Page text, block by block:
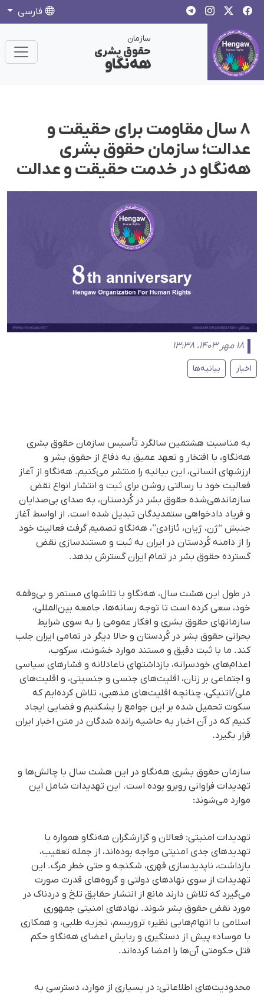
فارسی
سازمان
حقوق بشری
هەنگاو
۸ سال مقاومت برای حقیقت و
عدالت؛ سازمان حقوق بشری
هه‌نگاو در خدمت حقیقت و عدالت
۱۸ مهر ۱۴۰۳، ۱۳:۳۸
اخبار بیانیه‌ها
به مناسبت هشتمین سالگرد تأسیس سازمان حقوق بشری
هەنگاو، با افتخار و تعهد عمیق به دفاع از حقوق بشر و
ارزشهای انسانی، این بیانیه را منتشر می‌کنیم. هەنگاو از آغاز
فعالیت خود با رسالتی روشن برای ثبت و انتشار انواع نقض
سازماندهی‌شده حقوق بشر در کُردستان، به صدای بی‌صدایان
و فریاد دادخواهی ستمدیدگان تبدیل شده است. از اواسط آغاز
جنبش “ژن، ژیان، ئازادی”، هه‌نگاو تصمیم گرفت فعالیت خود
را از دامنه کُردستان در ایران به ثبت و مستندسازی نقض
گسترده حقوق بشر در تمام ایران گسترش بدهد.
در طول این هشت سال، هەنگاو با تلاشهای مستمر و بی‌وقفه‌
خود، سعی کرده است تا توجه رسانه‌ها، جامعه بین‌المللی،
سازمانهای حقوق بشری و افکار عمومی را به سوی شرایط
بحرانی حقوق بشر در کُردستان و حالا دیگر در تمامی ایران جلب
کند. ما با ثبت دقیق و مستند موارد خشونت، سرکوب،
اعدام‌های خودسرانه، بازداشتهای ناعادلانه و فشارهای سیاسی
و اجتماعی بر زنان، اقلیت‌های جنسی و جنسیتی، و اقلیت‌های
ملی/اتنیکی، چنانچه اقلیت‌های مذهبی، تلاش کرده‌ایم که
سکوت تحمیل شده بر این جوامع را بشکنیم و فضایی ایجاد
کنیم که در آن اخبار به حاشیه رانده شدگان در متن اخبار ایران
قرار بگیرد.
سازمان حقوق بشری هەنگاو در این هشت سال با چالش‌ها و
تهدیدات فراوانی روبرو بوده است. این تهدیدات شامل این
موارد می‌‌شوند:
تهدیدات امنیتی: فعالان و گزارشگران هەنگاو همواره با
تهدیدهای جدی امنیتی مواجه بوده‌اند، از جمله تعقیب،
بازداشت، ناپدیدسازی قهری، شکنجه و حتی خطر مرگ. این
تهدیدات از سوی نهادهای دولتی و گروه‌های قدرت صورت
می‌گیرد که تلاش دارند مانع از انتشار حقایق تلخ و دردناک در
مورد نقض حقوق بشر شوند. نهادهای امنیتی جمهوری
اسلامی با اتهام‌هایی نظیر« تروریسم، تجزیه طلبی، و همکاری
با موساد» پیش از دستگیری و ربایش اعضای هه‌نگاو حکم
قتل حکومتی آن‌ها را امضا کرده‌اند.
محدودیت‌های اطلاعاتی: در بسیاری از موارد، دسترسی به